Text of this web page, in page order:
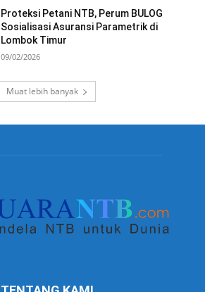
Proteksi Petani NTB, Perum BULOG
Sosialisasi Asuransi Parametrik di
Lombok Timur
09/02/2026
Muat lebih banyak